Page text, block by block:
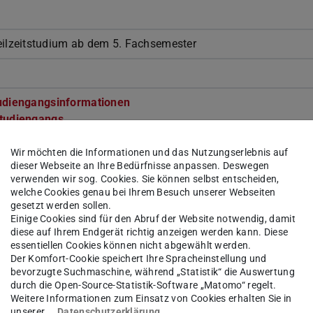
ab dem 5. Fachsemester
(wird in neuem Tab geöffnet)
(wird in neuem Tab geöffnet)
in beiden Fächern und dem Optionalbereich zusammen im
mindestens 20 CP erworben werden. Eine
im Teilzeitstudium auf maximal das Doppelte ist möglich.
Praktikum absolviert werden und im Optionalbereich
Dies entspricht einem Arbeitsumfang von 150 h/4
Das Praktikum kann in Voll- oder Teilzeit
Wir möchten die Informationen und das Nutzungserlebnis auf
dieser Webseite an Ihre Bedürfnisse anpassen. Deswegen
verwenden wir sog. Cookies. Sie können selbst entscheiden,
welche Cookies genau bei Ihrem Besuch unserer Webseiten
gesetzt werden sollen.
Einige Cookies sind für den Abruf der Website notwendig, damit
diese auf Ihrem Endgerät richtig anzeigen werden kann. Diese
essentiellen Cookies können nicht abgewählt werden.
Der Komfort-Cookie speichert Ihre Spracheinstellung und
bevorzugte Suchmaschine, während „Statistik“ die Auswertung
durch die Open-Source-Statistik-Software „Matomo“ regelt.
Weitere Informationen zum Einsatz von Cookies erhalten Sie in